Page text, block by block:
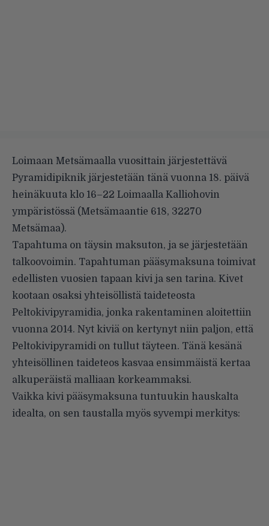
Loimaan Metsämaalla vuosittain järjestettävä
Pyramidipiknik järjestetään tänä vuonna 18. päivä
heinäkuuta klo 16–22 Loimaalla Kalliohovin
ympäristössä (Metsämaantie 618, 32270
Metsämaa).
Tapahtuma on täysin maksuton, ja se järjestetään
talkoovoimin. Tapahtuman pääsymaksuna toimivat
edellisten vuosien tapaan kivi ja sen tarina. Kivet
kootaan osaksi yhteisöllistä taideteosta
Peltokivipyramidia, jonka rakentaminen aloitettiin
vuonna 2014. Nyt kiviä on kertynyt niin paljon, että
Peltokivipyramidi on tullut täyteen. Tänä kesänä
yhteisöllinen taideteos kasvaa ensimmäistä kertaa
alkuperäistä malliaan korkeammaksi.
Vaikka kivi pääsymaksuna tuntuukin hauskalta
idealta, on sen taustalla myös syvempi merkitys: